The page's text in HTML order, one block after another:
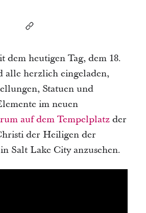
dem heutigen Tag, dem 18.
alle herzlich eingeladen,
Statuen und
im neuen
auf dem Tempelplatzder
der Heiligen der
Salt Lake City anzusehen.